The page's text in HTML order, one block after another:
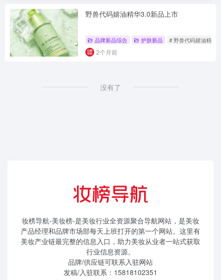
野兽代码嬉油精华3.0新品上市
品牌新品综合 护肤新品 # 野兽代码嬉油精华
2个月前
没有了
妆榜导航-美妆榜-是美妆行业全资源聚合导航网站，是美妆
产品经理和品牌市场部每天上班打开的第一个网站。这里有
美妆产业链最完整的信息入口，助力美妆从业者一站式获取
行业信息资源。
品牌/供应链可联系入驻网站
发稿/入驻联系：15818102351